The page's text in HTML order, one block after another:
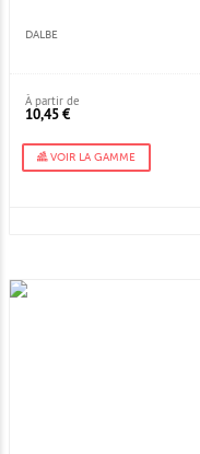
DALBE
À partir de
10,45 €
VOIR LA GAMME